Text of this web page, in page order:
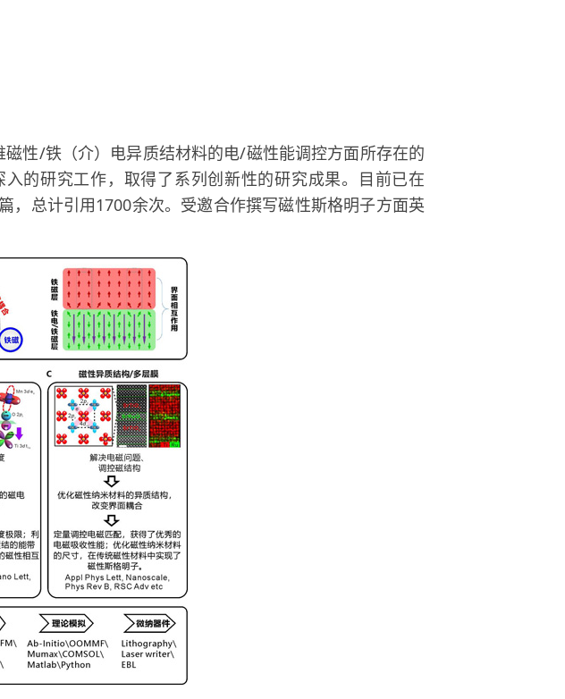
性/铁（介）电异质结材料的电/磁性能调控方面所存在的
的研究工作，取得了系列创新性的研究成果。目前已在
，总计引用1700余次。受邀合作撰写磁性斯格明子方面英